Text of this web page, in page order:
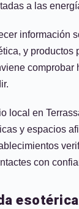
a las
información
y productos
comprobar
local en
y espacios
con